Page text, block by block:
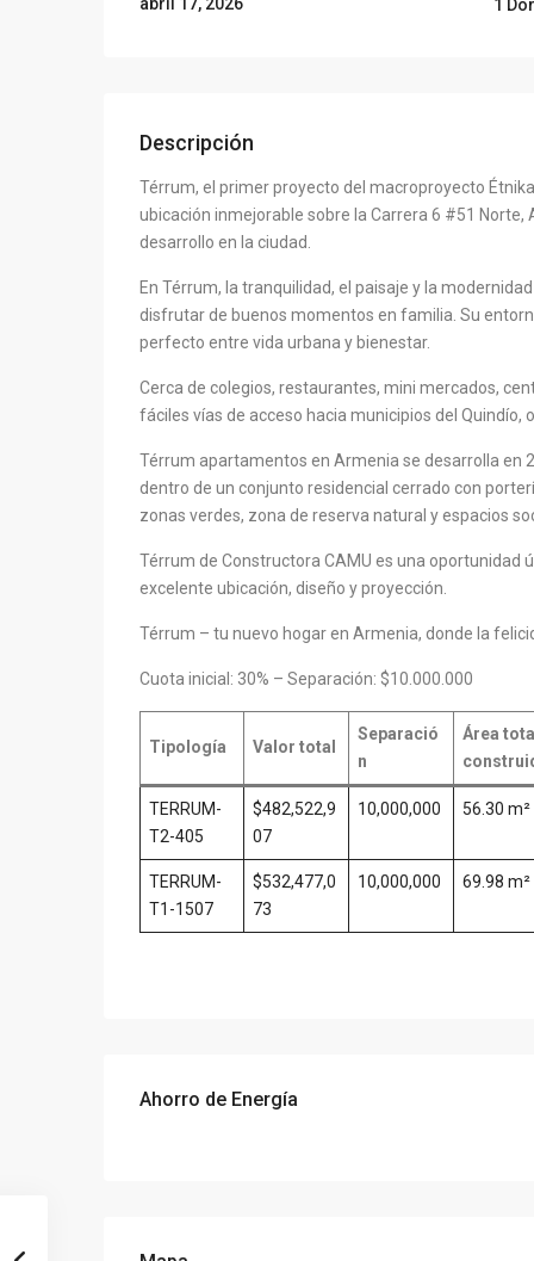
abril 17, 2026
1
Descripción
Térrum, el primer proyecto del macroproyecto
ubicación inmejorable sobre la Carrera 6 #51
desarrollo en la ciudad.
En Térrum, la tranquilidad, el paisaje y la
disfrutar de buenos momentos en familia. Su
perfecto entre vida urbana y bienestar.
Cerca de colegios, restaurantes, mini mercados,
fáciles vías de acceso hacia municipios del Quindío,
Térrum apartamentos en Armenia se desarrolla en
dentro de un conjunto residencial cerrado con
zonas verdes, zona de reserva natural y espacios
Térrum de Constructora CAMU es una oportunidad
excelente ubicación, diseño y proyección.
Térrum – tu nuevo hogar en Armenia, donde la
Cuota inicial: 30% – Separación: $10.000.000
Tipología Valor total
Separació
n
Área
TERRUM-
T2-405
$482,522,9
07
10,000,000 56.30 m²
TERRUM-
T1-1507
$532,477,0
73
10,000,000 69.98 m²
Ahorro de Energía